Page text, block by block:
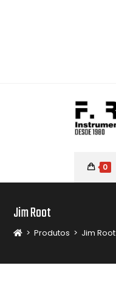
0
Jim Root
> Produtos > Jim Root